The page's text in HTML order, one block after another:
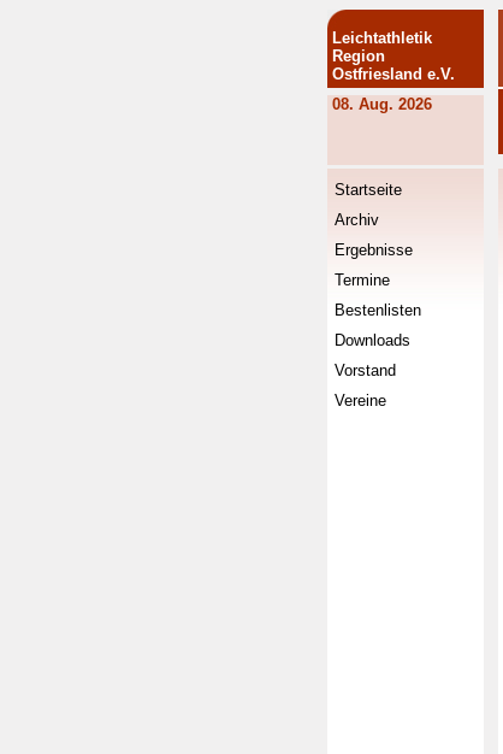
Leichtathletik
Region
Ostfriesland e.V.
08. Aug. 2026
Startseite
Archiv
Ergebnisse
Termine
Bestenlisten
Downloads
Vorstand
Vereine